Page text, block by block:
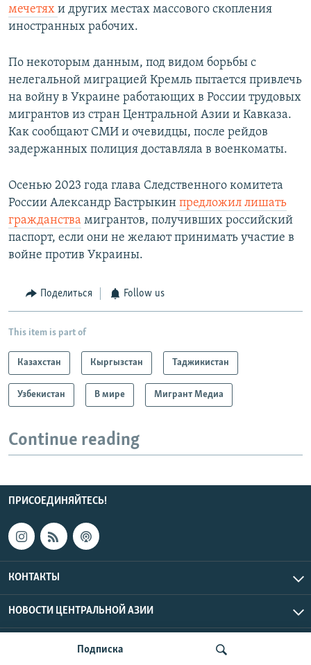
Подписка
мечетях и других местах массового скопления
иностранных рабочих.
По некоторым данным, под видом борьбы с
нелегальной миграцией Кремль пытается привлечь
на войну в Украине работающих в России трудовых
мигрантов из стран Центральной Азии и Кавказа.
Как сообщают СМИ и очевидцы, после рейдов
задержанных полиция доставляла в военкоматы.
Осенью 2023 года глава Следственного комитета
России Александр Бастрыкин предложил лишать
гражданства мигрантов, получивших российский
паспорт, если они не желают принимать участие в
войне против Украины.
Поделиться Follow us
This item is part of
Казахстан Кыргызстан Таджикистан
Узбекистан В мире Мигрант Медиа
Continue reading
ПРИСОЕДИНЯЙТЕСЬ!
КОНТАКТЫ
НОВОСТИ ЦЕНТРАЛЬНОЙ АЗИИ
CENTRAL ASIAN © 2026 RFE/RL, Inc. | Все права защищены.